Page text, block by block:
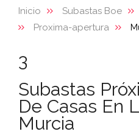
Inicio Subastas Boe
Proxima-apertura
3
Subastas
De Casas En
Murcia